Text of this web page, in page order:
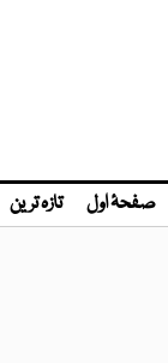
صفحۂ اول تازہ ترین